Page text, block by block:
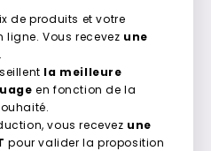
de produits et votre
Vous recevez une
.
la meilleure
en fonction de la
vous recevez une
pour valider la proposition